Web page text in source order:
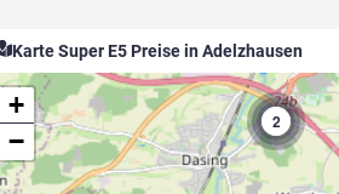
Karte Super E5 Preise in Adelzhausen
2
+
−